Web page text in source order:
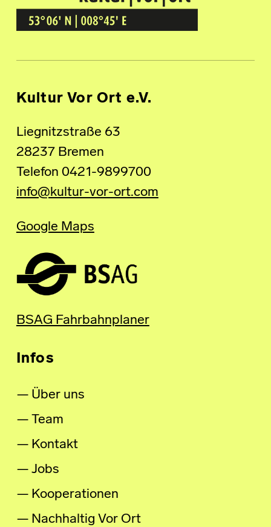
Kultur Vor Ort
BREMEN GRÖPELINGEN
Kultur Vor Ort e.V.
Liegnitzstraße 63
28237 Bremen
Telefon 0421-9899700
info@kultur-vor-ort.com
Google Maps
BSAG Fahrbahnplaner
Infos
Über uns
Team
Kontakt
Jobs
Kooperationen
Nachhaltig Vor Ort